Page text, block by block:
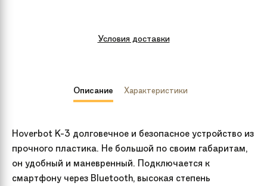
Условия доставки
Описание Характеристики
Hoverbot K-3 долговечное и безопасное устройство из
прочного пластика. Не большой по своим габаритам,
он удобный и маневренный. Подключается к
смартфону через Bluetooth, высокая степень